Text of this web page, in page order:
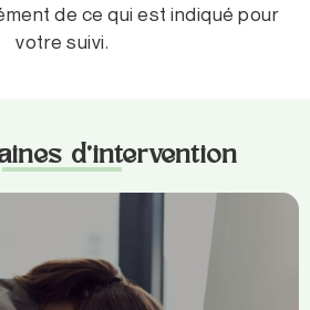
de ce qui est indiqué pour
votre suivi.
d’intervention